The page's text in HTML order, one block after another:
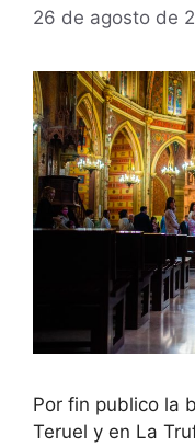
26 de agosto de
Por fin publico la
Teruel y en La